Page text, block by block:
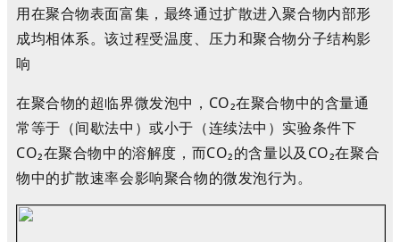
用在聚合物表面富集，最终通过扩散进入聚合物内部形
成均相体系。该过程受温度、压力和聚合物分子结构影
响
在聚合物的超临界微发泡中，CO₂在聚合物中的含量通
常等于（间歇法中）或小于（连续法中）实验条件下
CO₂在聚合物中的溶解度，而CO₂的含量以及CO₂在聚合
物中的扩散速率会影响聚合物的微发泡行为。